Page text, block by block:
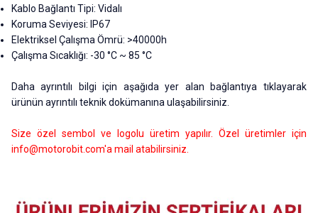
Kablo Bağlantı Tipi: Vidalı
Koruma Seviyesi: IP67
Elektriksel Çalışma Ömrü: >40000h
Çalışma Sıcaklığı: -30 °C ~ 85 °C
Daha ayrıntılı bilgi için aşağıda yer alan bağlantıya tıklayarak
ürünün ayrıntılı teknik dokümanına ulaşabilirsiniz.
Size özel sembol ve logolu üretim yapılır. Özel üretimler için
info@motorobit.com'a mail atabilirsiniz.